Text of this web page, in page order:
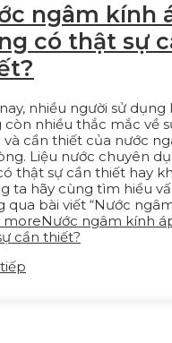
ngâm kính
có thật sự
nhiều người sử dụng
nhiều thắc mắc về
và cần thiết của nước
Liệu nước chuyên
thật sự cần thiết hay
ta hãy cùng tìm hiểu
qua bài viết “Nước
moreNước ngâm kính
cần thiết?